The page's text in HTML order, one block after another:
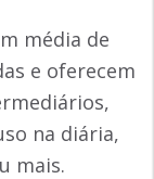
média de
e oferecem
na diária,
mais.